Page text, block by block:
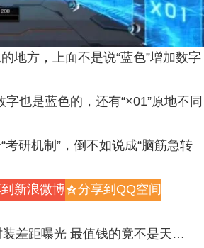
地方，上面不是说“蓝色”增加数字
字也是蓝色的，还有“×01”原地不同
考研机制”，倒不如说成“脑筋急转
新浪微博z分享到QQ空间
差距曝光 最值钱的竟不是天…